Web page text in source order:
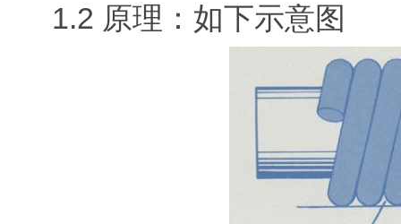
1.2 原理：如下示意图